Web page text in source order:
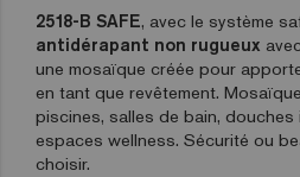
2518-B SAFE, avec le système
antidérapant non rugueux
une mosaïque créée pour
en tant que revêtement.
piscines, salles de bain,
espaces wellness. Sécurité ou
choisir.